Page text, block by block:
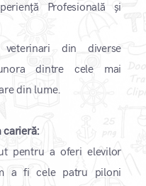
Profesională și
din diverse
dintre cele mai
din lume.
carieră:
pentru a oferi elevilor
a fi cele patru piloni